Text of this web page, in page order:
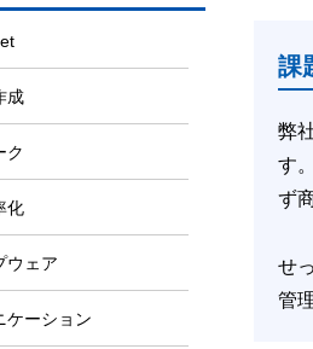
成
ク
化
ウェア
ケーション
課
弊
す
ず
せ
管